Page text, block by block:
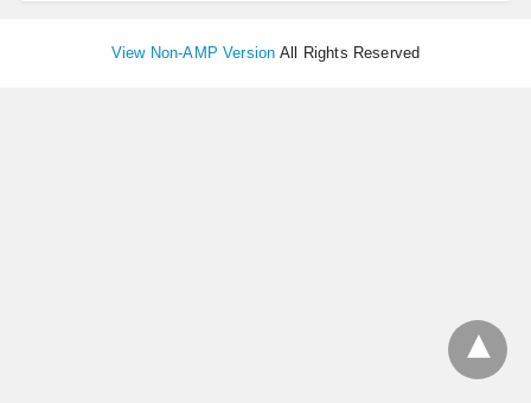
View Non-AMP Version All Rights Reserved